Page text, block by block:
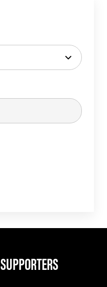
SUPPORTERS